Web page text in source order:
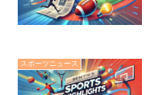
スポーツニュース